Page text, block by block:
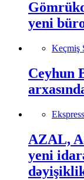
yeni
Keçmiş
Ceyhun
AZAL,
yeni